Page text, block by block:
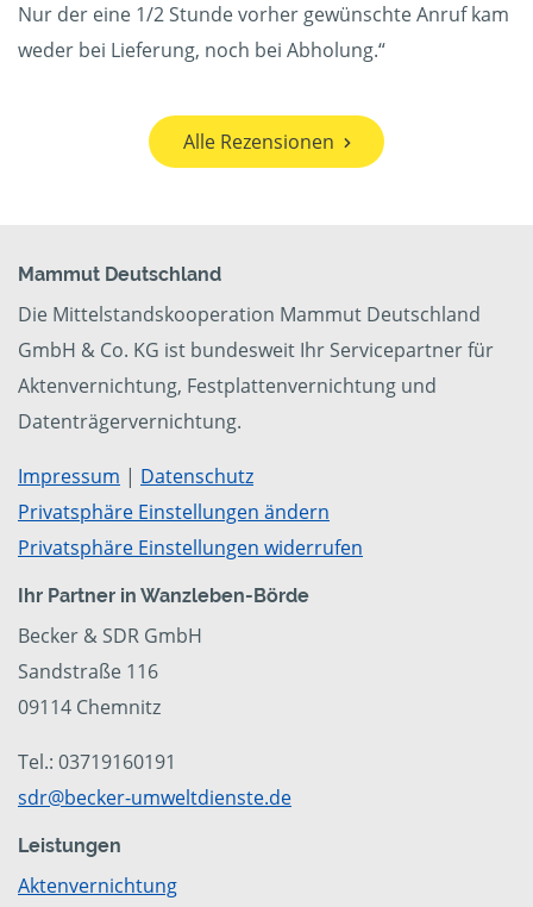
Nur der eine 1/2 Stunde vorher gewünschte Anruf kam
weder bei Lieferung, noch bei Abholung.“
Alle Rezensionen
Mammut Deutschland
Die Mittelstandskooperation Mammut Deutschland
GmbH & Co. KG ist bundesweit Ihr Servicepartner für
Aktenvernichtung, Festplattenvernichtung und
Datenträgervernichtung.
Impressum | Datenschutz
Privatsphäre Einstellungen ändern
Privatsphäre Einstellungen widerrufen
Ihr Partner in Wanzleben-Börde
Becker & SDR GmbH
Sandstraße 116
09114 Chemnitz
Tel.: 03719160191
sdr@becker-umweltdienste.de
Leistungen
Aktenvernichtung